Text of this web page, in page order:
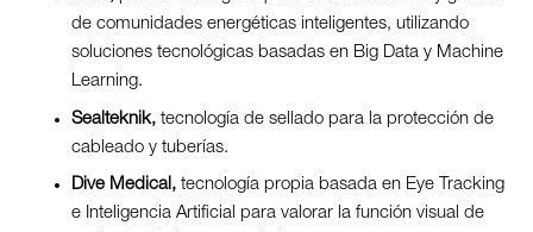
de comunidades energéticas inteligentes, utilizando
soluciones tecnológicas basadas en Big Data y Machine
Learning.
Sealteknik, tecnología de sellado para la protección de
cableado y tuberías.
Dive Medical, tecnología propia basada en Eye Tracking
e Inteligencia Artificial para valorar la función visual de